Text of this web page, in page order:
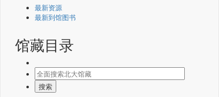
最新资源
最新到馆图书
馆藏目录